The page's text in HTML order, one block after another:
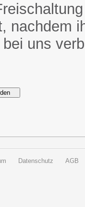
nachdem
uns
Datenschutz AGB